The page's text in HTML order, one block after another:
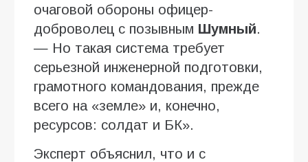
очаговой обороны офицер-
доброволец с позывным Шумный.
— Но такая система требует
серьезной инженерной подготовки,
грамотного командования, прежде
всего на «земле» и, конечно,
ресурсов: солдат и БК».
Эксперт объяснил, что и с